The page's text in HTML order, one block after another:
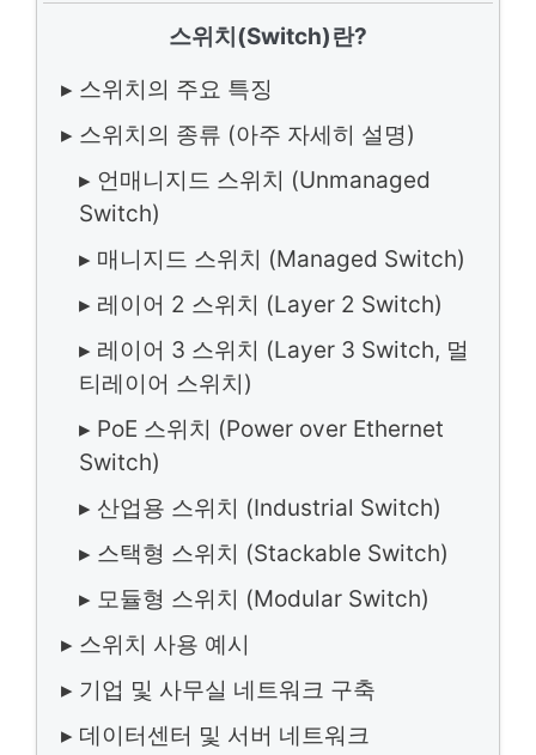
스위치(Switch)란?
▸ 스위치의 주요 특징
▸ 스위치의 종류 (아주 자세히 설명)
▸ 언매니지드 스위치 (Unmanaged
Switch)
▸ 매니지드 스위치 (Managed Switch)
▸ 레이어 2 스위치 (Layer 2 Switch)
▸ 레이어 3 스위치 (Layer 3 Switch, 멀
티레이어 스위치)
▸ PoE 스위치 (Power over Ethernet
Switch)
▸ 산업용 스위치 (Industrial Switch)
▸ 스택형 스위치 (Stackable Switch)
▸ 모듈형 스위치 (Modular Switch)
▸ 스위치 사용 예시
▸ 기업 및 사무실 네트워크 구축
▸ 데이터센터 및 서버 네트워크